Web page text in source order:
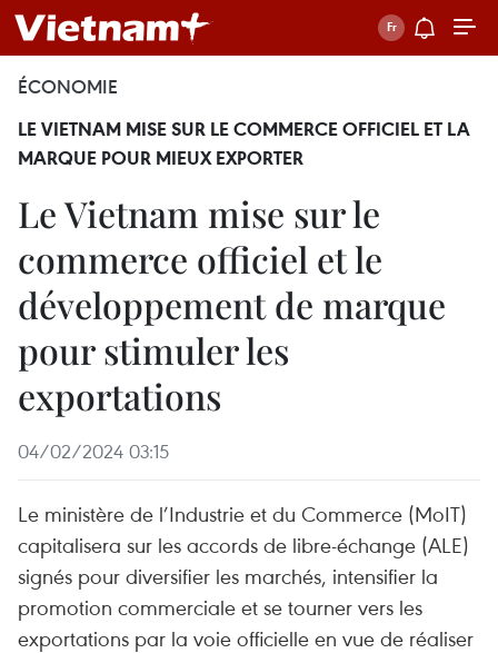
ÉCONOMIE
LE VIETNAM MISE SUR LE COMMERCE OFFICIEL ET LA
MARQUE POUR MIEUX EXPORTER
Le Vietnam mise sur le
commerce officiel et le
développement de marque
pour stimuler les
exportations
04/02/2024 03:15
Le ministère de l’Industrie et du Commerce (MoIT)
capitalisera sur les accords de libre-échange (ALE)
signés pour diversifier les marchés, intensifier la
promotion commerciale et se tourner vers les
exportations par la voie officielle en vue de réaliser